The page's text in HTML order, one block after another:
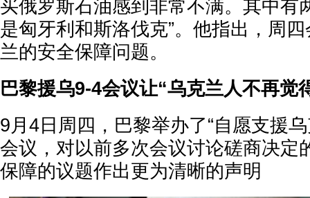
买俄罗斯石油感到非常不满。其中有
是匈牙利和斯洛伐克”。他指出，周
兰的安全保障问题。
巴黎援乌9-4会议让“乌克兰人不再觉
9月4日周四，巴黎举办了“自愿支援
会议，对以前多次会议讨论磋商决定
保障的议题作出更为清晰的声明